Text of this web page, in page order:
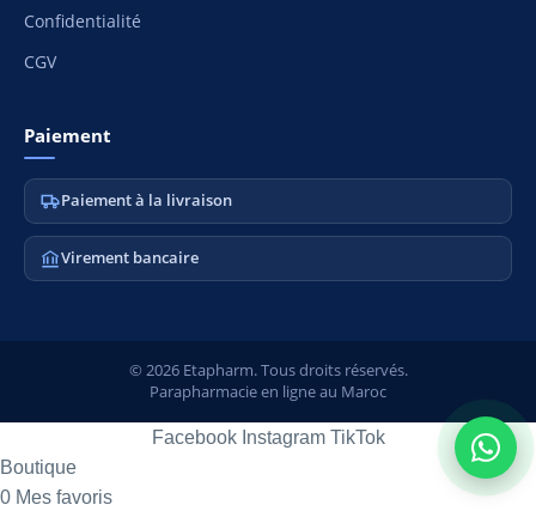
Confidentialité
CGV
Paiement
Paiement à la livraison
Virement bancaire
© 2026 Etapharm. Tous droits réservés.
Parapharmacie en ligne au Maroc
Facebook Instagram TikTok
Boutique
0 Mes favoris